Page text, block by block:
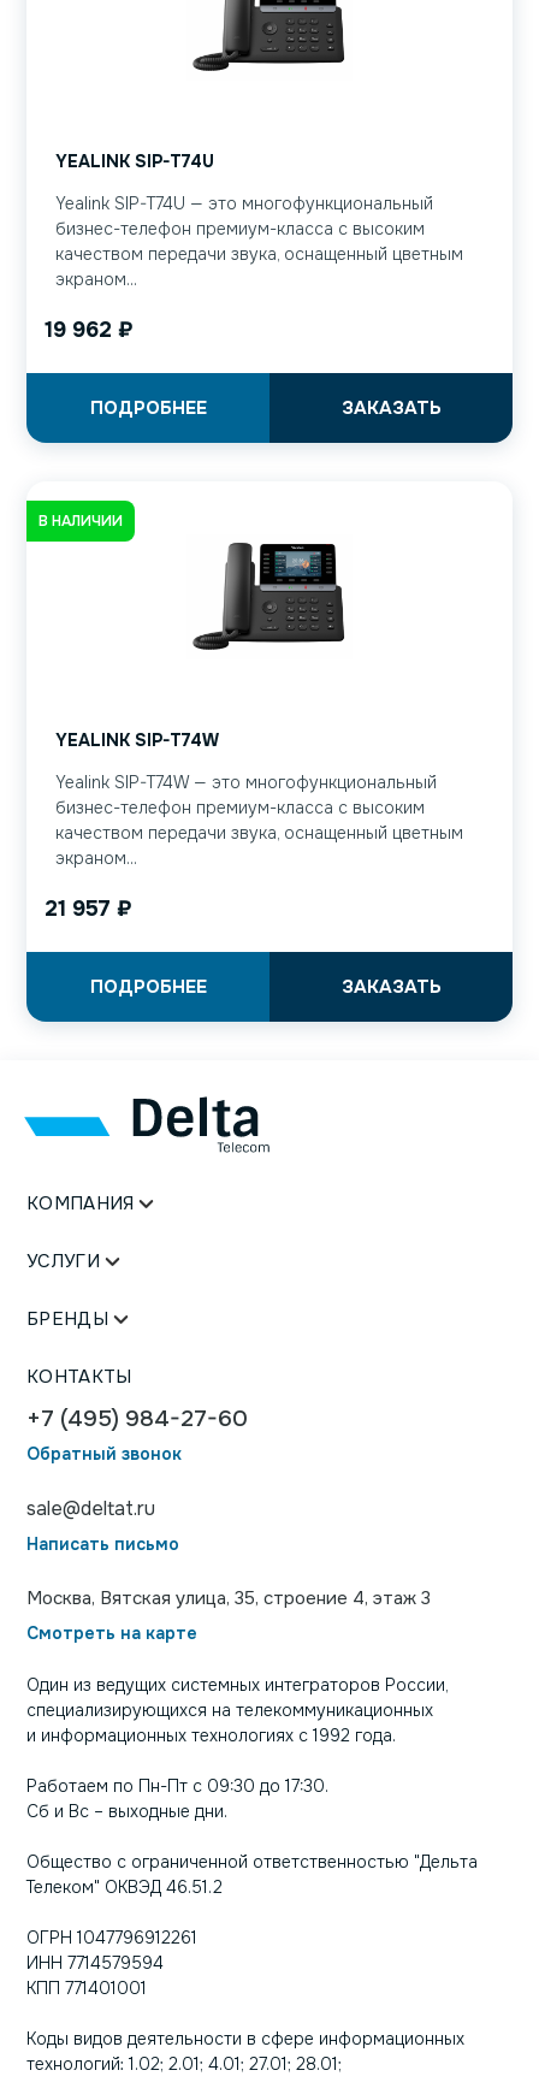
YEALINK SIP-T74U
Yealink SIP-T74U — это многофункциональный
бизнес-телефон премиум-класса с высоким
качеством передачи звука, оснащенный цветным
экраном...
19 962 ₽
ЗАКАЗАТЬ
ПОДРОБНЕЕ
В НАЛИЧИИ
YEALINK SIP-T74W
Yealink SIP-T74W — это многофункциональный
бизнес-телефон премиум-класса с высоким
качеством передачи звука, оснащенный цветным
экраном...
21 957 ₽
ЗАКАЗАТЬ
ПОДРОБНЕЕ
КОМПАНИЯ
УСЛУГИ
БРЕНДЫ
КОНТАКТЫ
+7 (495) 984-27-60
Обратный звонок
sale@deltat.ru
Написать письмо
Москва, Вятская улица, 35, строение 4, этаж 3
Смотреть на карте
Один из ведущих системных интеграторов России,
специализирующихся на телекоммуникационных
и информационных технологиях с 1992 года.
Работаем по Пн-Пт с 09:30 до 17:30.
Сб и Вс – выходные дни.
Общество с ограниченной ответственностью "Дельта
Телеком" ОКВЭД 46.51.2
ОГРН 1047796912261
ИНН 7714579594
КПП 771401001
Коды видов деятельности в сфере информационных
технологий: 1.02; 2.01; 4.01; 27.01; 28.01;